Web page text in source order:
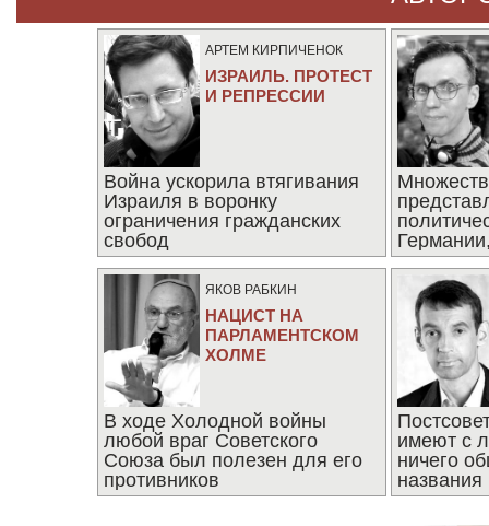
АРТЕМ КИРПИЧЕНОК
ИЗРАИЛЬ. ПРОТЕСТ
И РЕПРЕССИИ
Война ускорила втягивания
Израиля в воронку
ограничения гражданских
свобод
ЯКОВ РАБКИН
НАЦИСТ НА
ПАРЛАМЕНТСКОМ
ХОЛМЕ
В ходе Холодной войны
любой враг Советского
Союза был полезен для его
противников
имеют с
ничего
названия